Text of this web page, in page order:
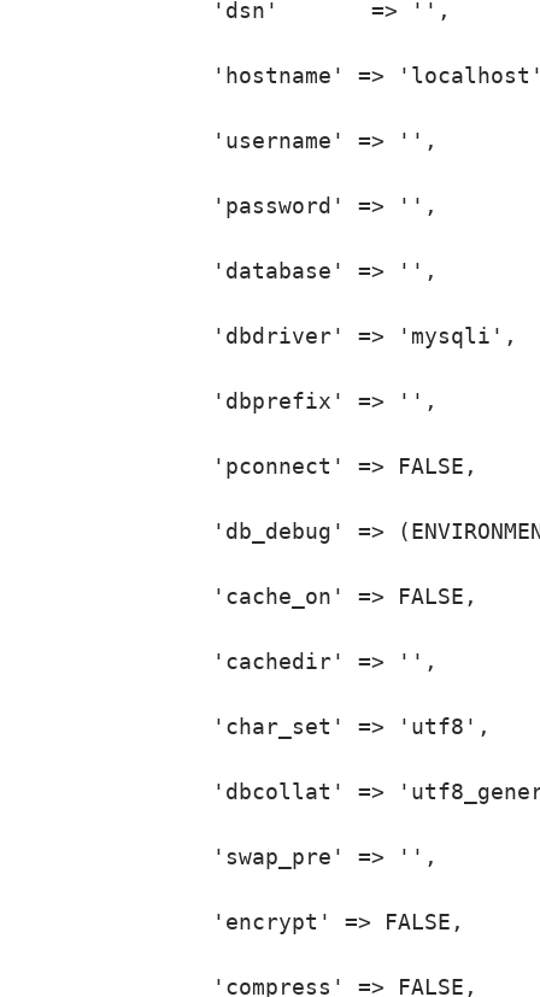
'dsn'       => '',
'hostname' =>
'username' => '',
'password' => '',
'database' => '',
'dbdriver' => 'mysqli',
'dbprefix' => '',
'pconnect' => FALSE,
'db_debug' =>
'cache_on' => FALSE,
'cachedir' => '',
'char_set' => 'utf8',
'dbcollat' =>
'swap_pre' => '',
'encrypt' => FALSE,
'compress' => FALSE,